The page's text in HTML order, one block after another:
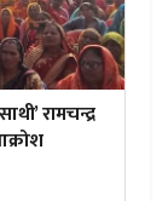
रामचन्द्र